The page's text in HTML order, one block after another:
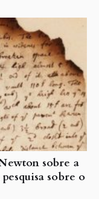
sobre a
sobre o